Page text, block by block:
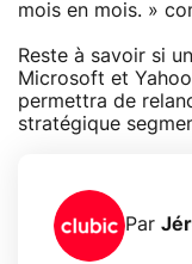
mois en mois. »
Reste à savoir si
Microsoft et
permettra de
stratégique
Par